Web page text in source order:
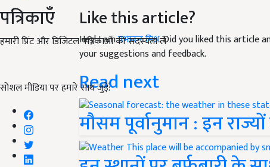
पत्रिकाएँ
हमारी प्रिंट और डिजिटल पत्रिकाओं की सदस्यता लें
सोशल मीडिया पर हमारे साथ जुड़ें:
Like this article?
Hey! I amप्रभाकर मिश्र. Did you liked this article
your suggestions and feedback.
Read next
मौसम पूर्वानुमान : इन